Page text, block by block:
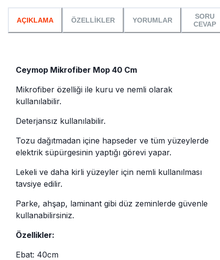
AÇIKLAMA ÖZELLİKLER YORUMLAR
SORU
CEVAP
Ceymop Mikrofiber Mop 40 Cm
Mikrofiber özelliği ile kuru ve nemli olarak
kullanılabilir.
Deterjansız kullanılabilir.
Tozu dağıtmadan içine hapseder ve tüm yüzeylerde
elektrik süpürgesinin yaptığı görevi yapar.
Lekeli ve daha kirli yüzeyler için nemli kullanılması
tavsiye edilir.
Parke, ahşap, laminant gibi düz zeminlerde güvenle
kullanabilirsiniz.
Özellikler:
Ebat: 40cm